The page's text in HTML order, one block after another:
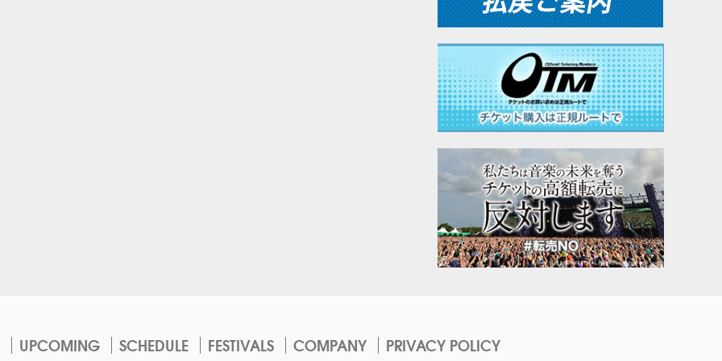
UPCOMING SCHEDULE FESTIVALS COMPANY PRIVACY POLICY